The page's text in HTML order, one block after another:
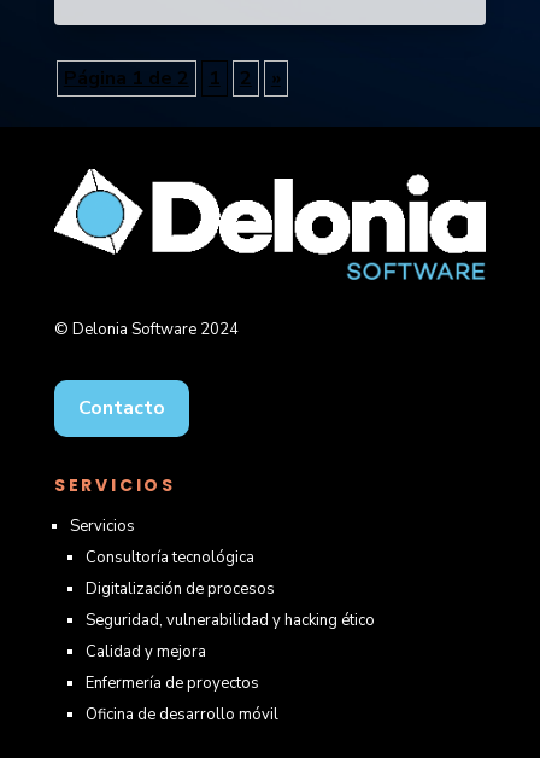
Página 1 de 2 1 2 »
© Delonia Software 2024
Contacto
SERVICIOS
Servicios
Consultoría tecnológica
Digitalización de procesos
Seguridad, vulnerabilidad y hacking ético
Calidad y mejora
Enfermería de proyectos
Oficina de desarrollo móvil